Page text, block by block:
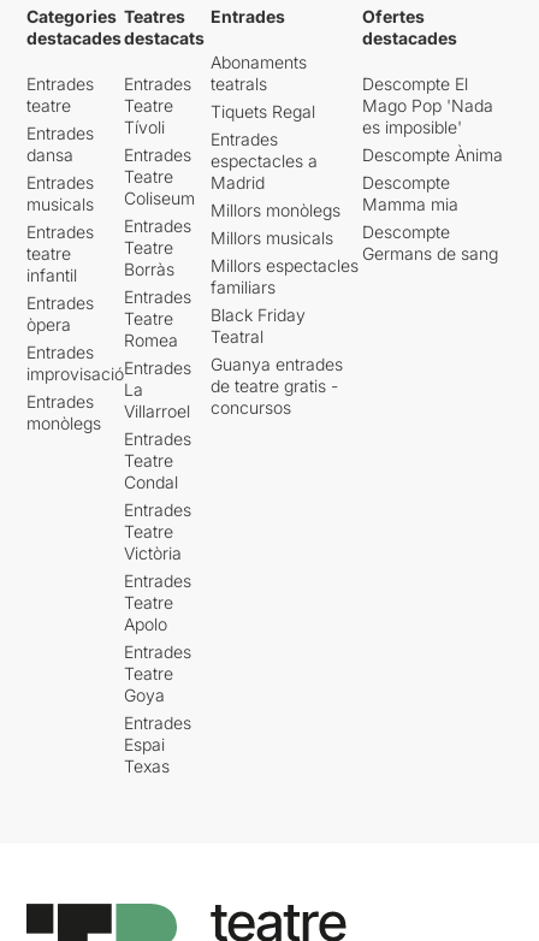
Categories
destacades
Entrades
teatre
Entrades
dansa
Entrades
musicals
Entrades
teatre
infantil
Entrades
òpera
Entrades
improvisació
Entrades
monòlegs
Teatres
destacats
Entrades
Teatre
Tívoli
Entrades
Teatre
Coliseum
Entrades
Teatre
Borràs
Entrades
Teatre
Romea
Entrades
La
Villarroel
Entrades
Teatre
Condal
Entrades
Teatre
Victòria
Entrades
Teatre
Apolo
Entrades
Teatre
Goya
Entrades
Espai
Texas
Entrades
Abonaments
teatrals
Tiquets Regal
Entrades
espectacles a
Madrid
Millors monòlegs
Millors musicals
Millors espectacles
familiars
Black Friday
Teatral
Guanya entrades
de teatre gratis -
concursos
Ofertes
destacades
Descompte El
Mago Pop 'Nada
es imposible'
Descompte Ànima
Descompte
Mamma mia
Descompte
Germans de sang